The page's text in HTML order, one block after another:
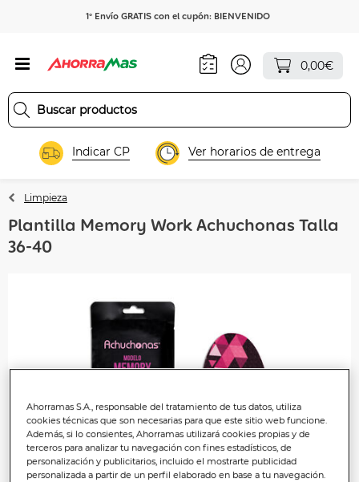
1º Envío GRATIS con el cupón: BIENVENIDO
0,00€
Indicar CP Ver horarios de entrega
Limpieza
Plantilla Memory Work Achuchonas Talla
36-40
Ahorramas S.A., responsable del tratamiento de tus datos, utiliza
cookies técnicas que son necesarias para que este sitio web funcione.
Además, si lo consientes, Ahorramas utilizará cookies propias y de
terceros para analizar tu navegación con fines estadísticos, de
personalización y publicitarios, incluido el mostrarte publicidad
personalizada a partir de un perfil elaborado en base a tu navegación.